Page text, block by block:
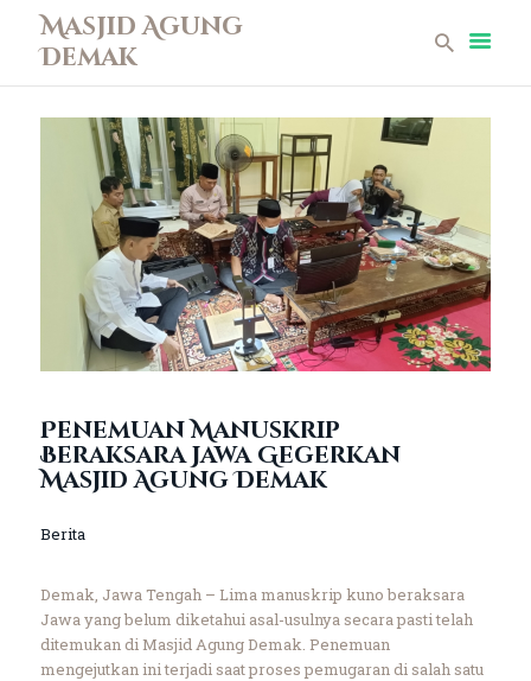
Masjid Agung
Demak
Masjid Agung Demak
Beranda
Profil
Berita
Remaja Masjid
Koleksi Museum
Galeri
Perpustakaan
Infaq
Kontak
Penemuan Manuskrip
Beraksara Jawa Gegerkan
Masjid Agung Demak
Berita
Demak, Jawa Tengah – Lima manuskrip kuno beraksara
Jawa yang belum diketahui asal-usulnya secara pasti telah
ditemukan di Masjid Agung Demak. Penemuan
mengejutkan ini terjadi saat proses pemugaran di salah satu